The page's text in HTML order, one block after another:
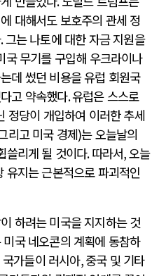
대해서도 보호주의 관세 정
.그는 나토에 대한 자금 지원을
국 무기를 구입해 우크라이나
데 썼던 비용을 유럽 회원국
고 약속했다.유럽은 스스로
정당이 개입하여 이러한 추세
리고 미국 경제)는 오늘날의
쓸리게 될 것이다.따라서,오늘
유지는 근본적으로 파괴적인
하려는 미국을 지지하는 것
국 네오콘의 계획에 동참하
가들이 러시아,중국 및 기타